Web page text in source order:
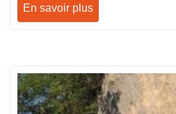
En savoir plus